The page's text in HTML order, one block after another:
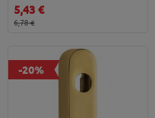
5,43 €
6,78 €
-20%